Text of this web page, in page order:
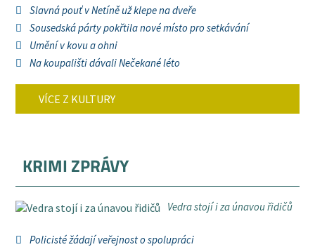
Slavná pouť v Netíně už klepe na dveře
Sousedská párty pokřtila nové místo pro setkávání
Umění v kovu a ohni
Na koupališti dávali Nečekané léto
VÍCE Z KULTURY
KRIMI ZPRÁVY
Vedra stojí i za únavou řidičů
Policisté žádají veřejnost o spolupráci